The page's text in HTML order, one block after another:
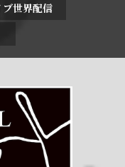
ブ世界配信